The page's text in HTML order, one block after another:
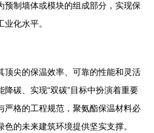
预制墙体或模块的组成部分，实现保
化水平。
顶尖的保温效率、可靠的性能和灵活
碳、实现“双碳”目标中扮演着重要
严格的工程规范，聚氨酯保温材料必
的未来建筑环境提供坚实支撑。